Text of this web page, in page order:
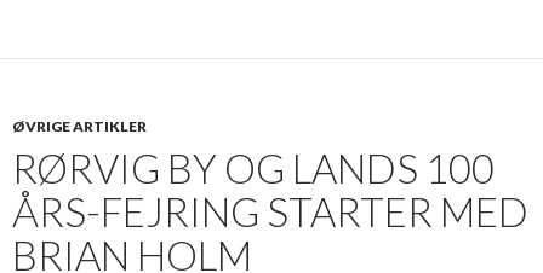
ØVRIGE ARTIKLER
RØRVIG BY OG LANDS 100
ÅRS-FEJRING STARTER MED
BRIAN HOLM